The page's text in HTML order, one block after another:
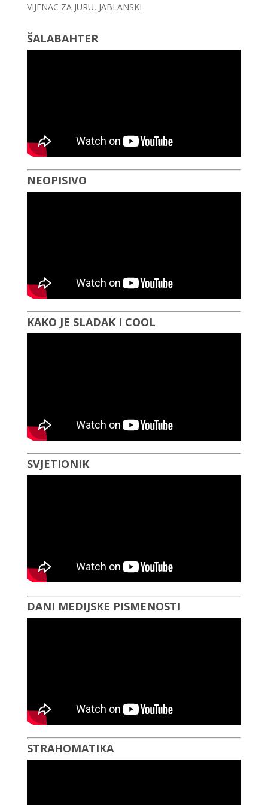
VIJENAC ZA JURU, JABLANSKI
ŠALABAHTER
NEOPISIVO
KAKO JE SLADAK I COOL
SVJETIONIK
DANI MEDIJSKE PISMENOSTI
STRAHOMATIKA